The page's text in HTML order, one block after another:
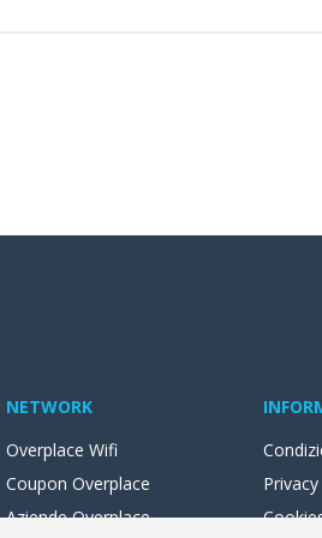
NETWORK
Overplace Wifi
Coupon Overplace
Aziende Overplace
Privacy